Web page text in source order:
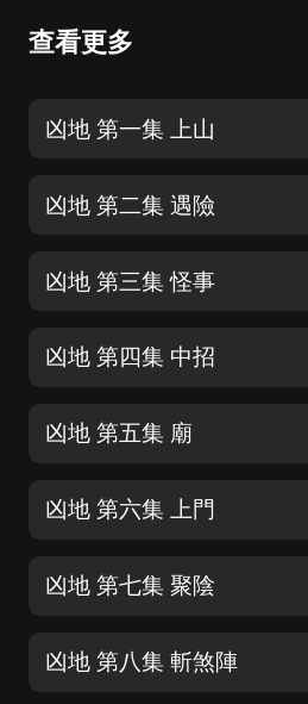
查看更多
凶地 第一集 上山
凶地 第二集 遇險
凶地 第三集 怪事
凶地 第四集 中招
凶地 第五集 廟
凶地 第六集 上門
凶地 第七集 聚陰
凶地 第八集 斬煞陣